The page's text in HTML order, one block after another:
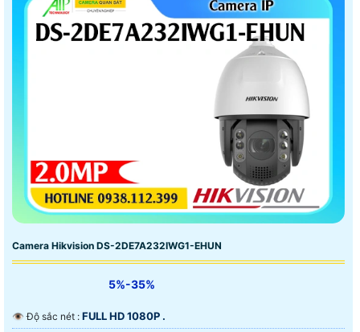
Camera Hikvision DS-2DE7A232IWG1-EHUN
5%-35%
👁 Độ sắc nét : FULL HD 1080P .